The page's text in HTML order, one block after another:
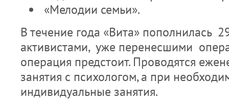
«Мелодии семьи».
В течение года «Вита» пополнилась
активистами, уже перенесшими
операция предстоит. Проводятся
занятия с психологом, а при
индивидуальные занятия.